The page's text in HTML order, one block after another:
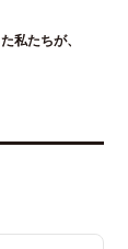
私たちが、